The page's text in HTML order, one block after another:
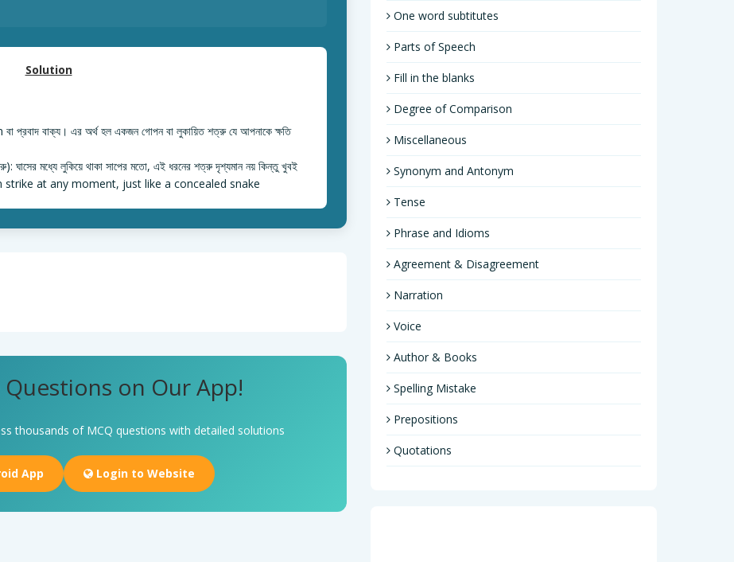
Solution
বাক্য। এর অর্থ হল একজন গোপন বা লুকায়িত শত্রু যে আপনাকে ক্ষতি
মধ্যে লুকিয়ে থাকা সাপের মতো, এই ধরনের শত্রু দৃশ্যমান নয় কিন্তু খুবই
strike at any moment, just like a concealed snake
on Our App!
thousands of MCQ questions with detailed solutions
App Login to Website
One word subtitutes
Parts of Speech
Fill in the blanks
Degree of Comparison
Miscellaneous
Synonym and Antonym
Tense
Phrase and Idioms
Agreement & Disagreement
Narration
Voice
Author & Books
Spelling Mistake
Prepositions
Quotations